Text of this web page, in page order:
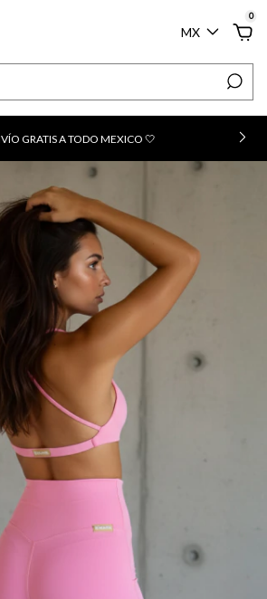
MX
0
GRATIS A TODO MEXICO 🤍